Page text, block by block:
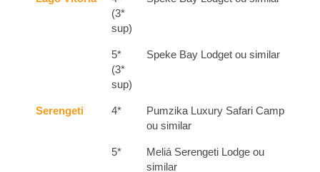
(3*
sup)
5*
(3*
sup)
Speke Bay Lodget ou similar
Serengeti 4*
Pumzika Luxury Safari Camp
ou similar
5*
Meliá Serengeti Lodge ou
similar